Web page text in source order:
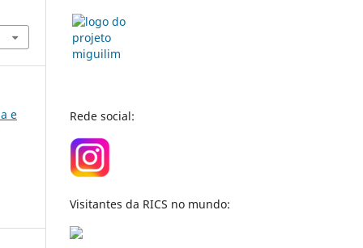
e
Rede social:
Visitantes da RICS no mundo: